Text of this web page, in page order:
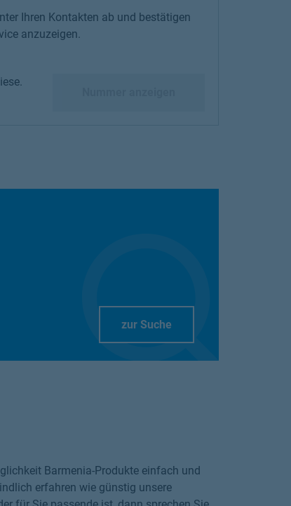
Ihren Kontakten ab und bestätigen
anzuzeigen.
zur Suche
Barmenia-Produkte einfach und
erfahren wie günstig unsere